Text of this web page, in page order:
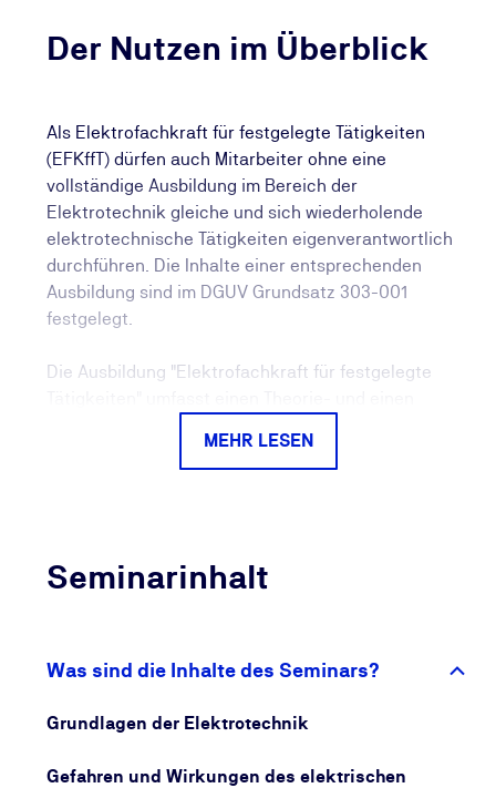
Der Nutzen im Überblick
Als Elektrofachkraft für festgelegte Tätigkeiten
(EFKffT) dürfen auch Mitarbeiter ohne eine
vollständige Ausbildung im Bereich der
Elektrotechnik gleiche und sich wiederholende
elektrotechnische Tätigkeiten eigenverantwortlich
durchführen. Die Inhalte einer entsprechenden
Ausbildung sind im DGUV Grundsatz 303-001
festgelegt.
Die Ausbildung "Elektrofachkraft für festgelegte
Bestellung zur Elektrofachkraft für festgelegte
In diesem Therorieteil werden die allgemeinen
Anlagen vermittelt. Dazu zählen die Gefahren und
Schutzmaßnahmen. Weiterhin vermitteln wir Ihnen
Kenntnisse zu Prüfungen und Messungen.
MEHR LESEN
Seminarinhalt
Was sind die Inhalte des Seminars?
Grundlagen der Elektrotechnik
Gefahren und Wirkungen des elektrischen